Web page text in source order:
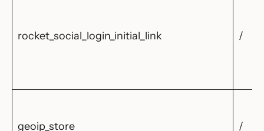
rocket_social_login_initial_link /
geoip_store /